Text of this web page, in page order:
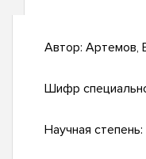
Автор: Артемов,
Шифр
Научная степень: